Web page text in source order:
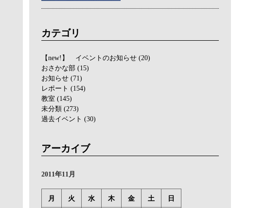
カテゴリ
【new!】 イベントのお知らせ (20)
おさかな部 (15)
お知らせ (71)
レポート (154)
教室 (145)
未分類 (273)
過去イベント (30)
アーカイブ
2011年11月
月 火 水 木 金 土 日